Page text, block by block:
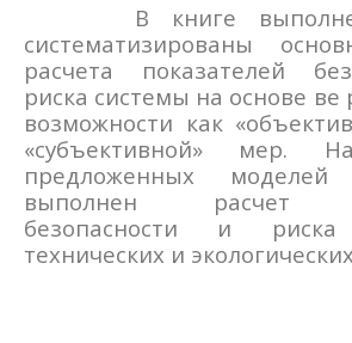
В книге
систематизированы
расчета показателей
риска системы на основе ве­
возможности как
«субъективной» мер.
предложенных
выполнен расчет
безопасности и риска
технических и